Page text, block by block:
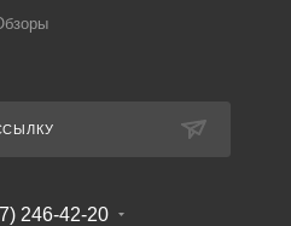
246-42-20